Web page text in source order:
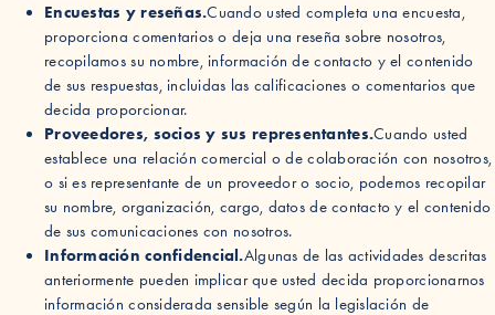
Encuestas y reseñas.Cuando usted completa una encuesta,
proporciona comentarios o deja una reseña sobre nosotros,
recopilamos su nombre, información de contacto y el contenido
de sus respuestas, incluidas las calificaciones o comentarios que
decida proporcionar.
Proveedores, socios y sus representantes.Cuando usted
establece una relación comercial o de colaboración con nosotros,
o si es representante de un proveedor o socio, podemos recopilar
su nombre, organización, cargo, datos de contacto y el contenido
de sus comunicaciones con nosotros.
Información confidencial.Algunas de las actividades descritas
anteriormente pueden implicar que usted decida proporcionarnos
información considerada sensible según la legislación de